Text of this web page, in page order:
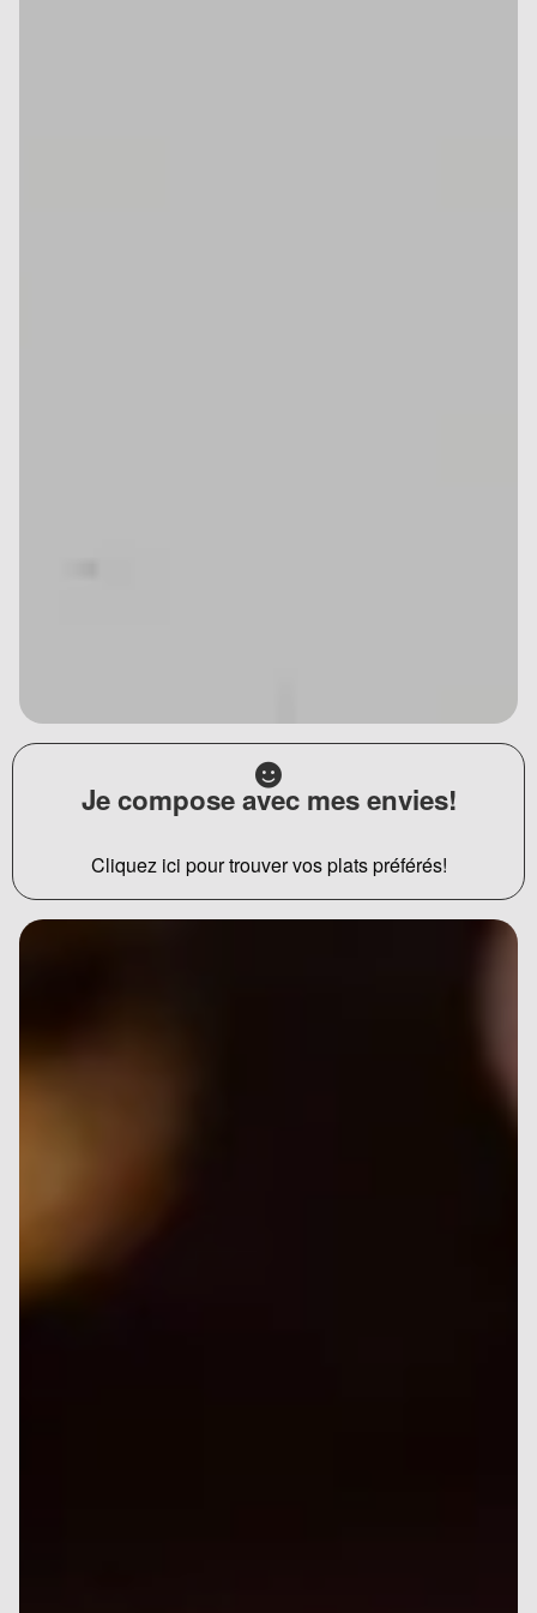
Je compose avec mes envies!
Cliquez ici pour trouver vos plats préférés!